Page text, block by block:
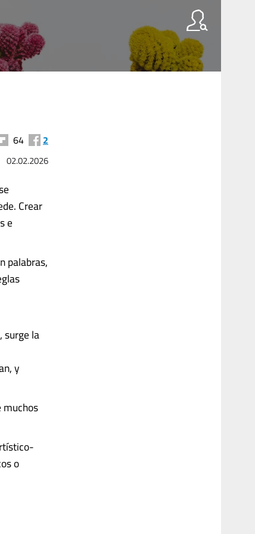
64 2
02.02.2026
Crear
e
palabras,
surge la
y
muchos
o